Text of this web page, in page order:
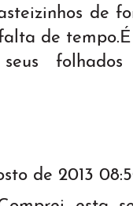
de
de tempo.É
folhados
de 2013